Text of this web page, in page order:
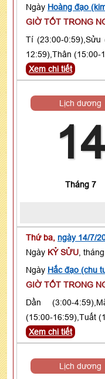
Ngày Hoàng đạo
GIỜ TỐT TRONG
Tí (23:00-0:59),Sửu
12:59),Thân (15:00-
Xem chi tiết
Lịch dương
14
Tháng 7
Thứ ba, ngày 14/7/
Ngày KỶ SỬU , tháng
Ngày Hắc đạo (chu
GIỜ TỐT TRONG
Dần (3:00-
(15:00-16:59),Tuất
Xem chi tiết
Lịch dương